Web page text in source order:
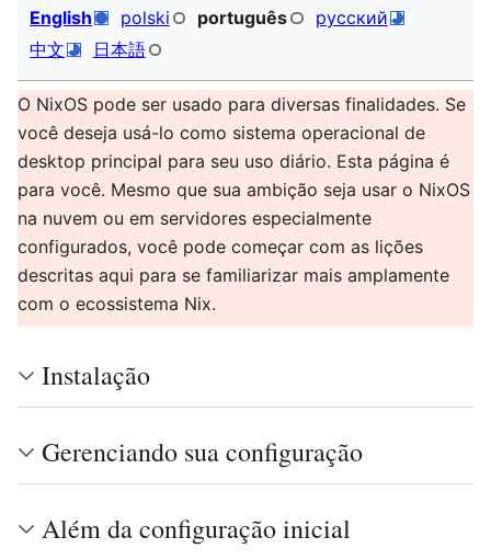
English
polski português
русский
中文
日本語
O NixOS pode ser usado para diversas finalidades. Se
você deseja usá-lo como sistema operacional de
desktop principal para seu uso diário. Esta página é
para você. Mesmo que sua ambição seja usar o NixOS
na nuvem ou em servidores especialmente
configurados, você pode começar com as lições
descritas aqui para se familiarizar mais amplamente
com o ecossistema Nix.
Instalação
Gerenciando sua configuração
Além da configuração inicial